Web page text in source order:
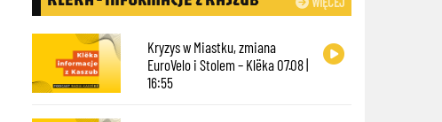
Kryzys w Miastku, zmiana
EuroVelo i Stolem – Klëka 07.08 |
16:55